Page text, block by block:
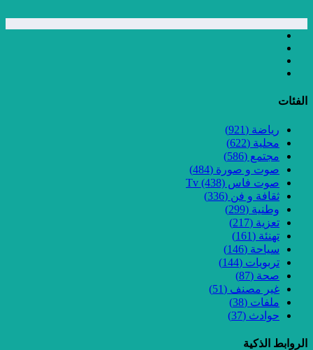
الفئات
رياضة (921)
محلية (622)
مجتمع (586)
صوت و صورة (484)
صوت فاس Tv (438)
ثقافة و فن (336)
وطنية (299)
تعزية (217)
تهنئة (161)
سياحة (146)
تربويات (144)
صحة (87)
غير مصنف (51)
ملفات (38)
حوادث (37)
الروابط الذكية